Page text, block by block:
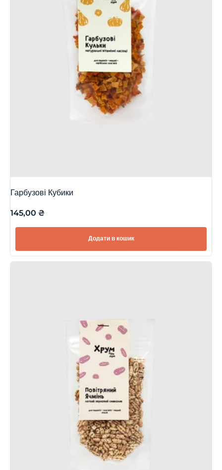
Гарбузові Кубики
145,00 ₴
Додати в кошик